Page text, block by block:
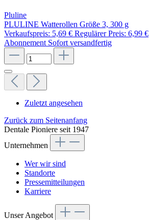
Pluline
PLULINE Watterollen Größe 3, 300 g
Verkaufspreis: 5,69 € Regulärer Preis: 6,99 €
Abonnement Sofort versandfertig
Zuletzt angesehen
Zurück zum Seitenanfang
Dentale Pioniere seit 1947
Unternehmen
Wer wir sind
Standorte
Pressemitteilungen
Karriere
Unser Angebot